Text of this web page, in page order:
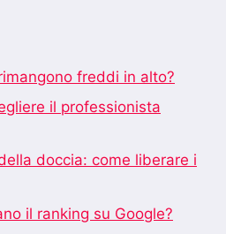
freddi in alto?
il professionista
doccia: come liberare i
il ranking su Google?